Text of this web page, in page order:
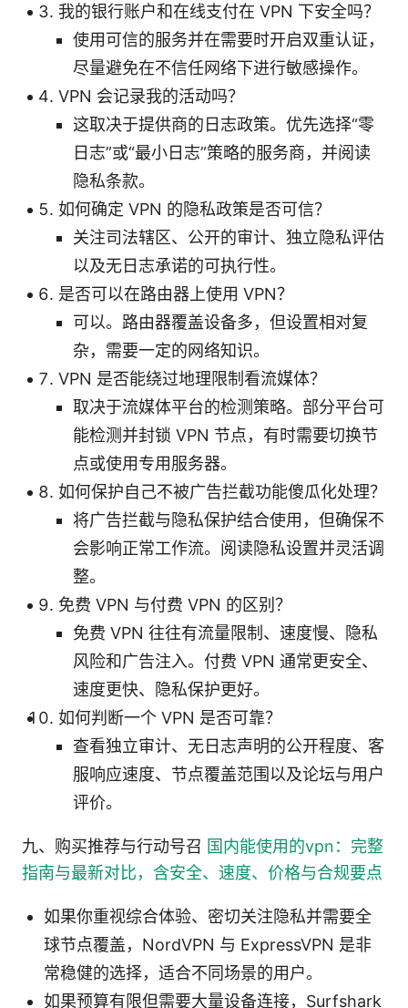
我的银行账户和在线支付在 VPN 下安全吗？
使用可信的服务并在需要时开启双重认证，
尽量避免在不信任网络下进行敏感操作。
VPN 会记录我的活动吗？
这取决于提供商的日志政策。优先选择“零
日志”或“最小日志”策略的服务商，并阅读
隐私条款。
如何确定 VPN 的隐私政策是否可信？
关注司法辖区、公开的审计、独立隐私评估
以及无日志承诺的可执行性。
是否可以在路由器上使用 VPN？
可以。路由器覆盖设备多，但设置相对复
杂，需要一定的网络知识。
VPN 是否能绕过地理限制看流媒体？
取决于流媒体平台的检测策略。部分平台可
能检测并封锁 VPN 节点，有时需要切换节
点或使用专用服务器。
如何保护自己不被广告拦截功能傻瓜化处理？
将广告拦截与隐私保护结合使用，但确保不
会影响正常工作流。阅读隐私设置并灵活调
整。
免费 VPN 与付费 VPN 的区别？
免费 VPN 往往有流量限制、速度慢、隐私
风险和广告注入。付费 VPN 通常更安全、
速度更快、隐私保护更好。
如何判断一个 VPN 是否可靠？
查看独立审计、无日志声明的公开程度、客
服响应速度、节点覆盖范围以及论坛与用户
评价。
九、购买推荐与行动号召 国内能使用的vpn：完整
指南与最新对比，含安全、速度、价格与合规要点
如果你重视综合体验、密切关注隐私并需要全
球节点覆盖，NordVPN 与 ExpressVPN 是非
常稳健的选择，适合不同场景的用户。
如果预算有限但需要大量设备连接，Surfshark